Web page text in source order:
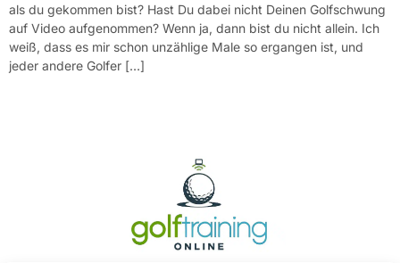
als du gekommen bist? Hast Du dabei nicht Deinen Golfschwung
auf Video aufgenommen? Wenn ja, dann bist du nicht allein. Ich
weiß, dass es mir schon unzählige Male so ergangen ist, und
jeder andere Golfer […]